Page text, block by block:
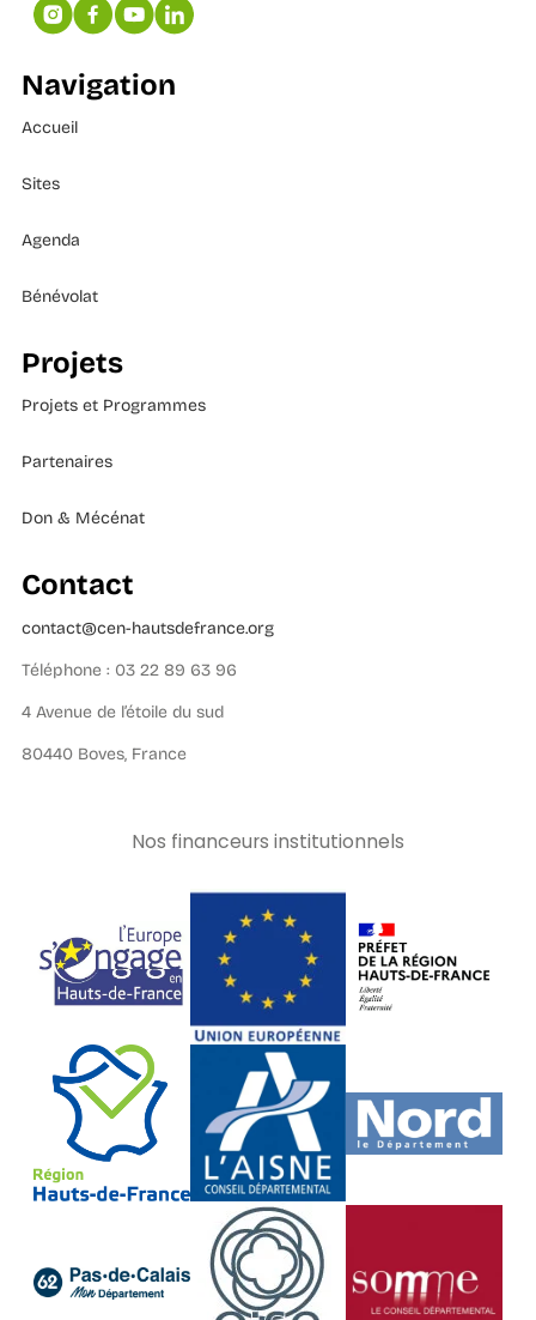
Navigation
Accueil
Sites
Agenda
Bénévolat
Projets
Projets et Programmes
Partenaires
Don & Mécénat
Contact
contact@cen-hautsdefrance.org
Téléphone : 03 22 89 63 96
4 Avenue de l’étoile du sud
80440 Boves, France
Nos financeurs institutionnels